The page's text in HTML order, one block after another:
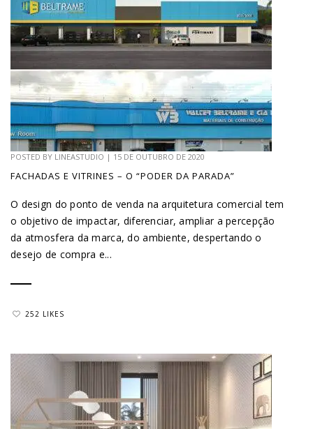
POSTED BY LINEASTUDIO | 15 DE OUTUBRO DE 2020
FACHADAS E VITRINES – O “PODER DA PARADA”
O design do ponto de venda na arquitetura comercial tem
o objetivo de impactar, diferenciar, ampliar a percepção
da atmosfera da marca, do ambiente, despertando o
desejo de compra e...
252 LIKES